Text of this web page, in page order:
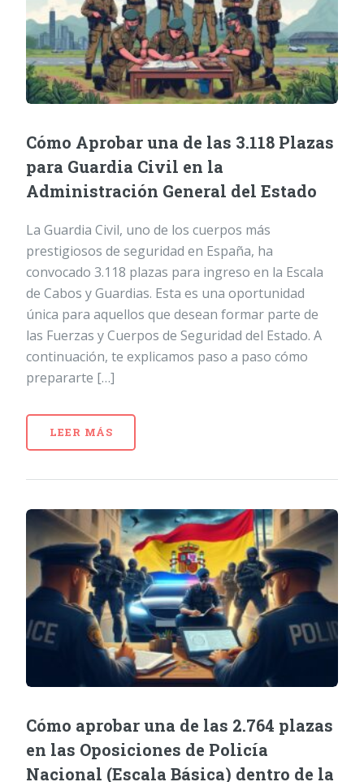
Cómo Aprobar una de las 3.118 Plazas
para Guardia Civil en la
Administración General del Estado
La Guardia Civil, uno de los cuerpos más
prestigiosos de seguridad en España, ha
convocado 3.118 plazas para ingreso en la Escala
de Cabos y Guardias. Esta es una oportunidad
única para aquellos que desean formar parte de
las Fuerzas y Cuerpos de Seguridad del Estado. A
continuación, te explicamos paso a paso cómo
prepararte […]
LEER MÁS
Cómo aprobar una de las 2.764 plazas
en las Oposiciones de Policía
Nacional (Escala Básica) dentro de la